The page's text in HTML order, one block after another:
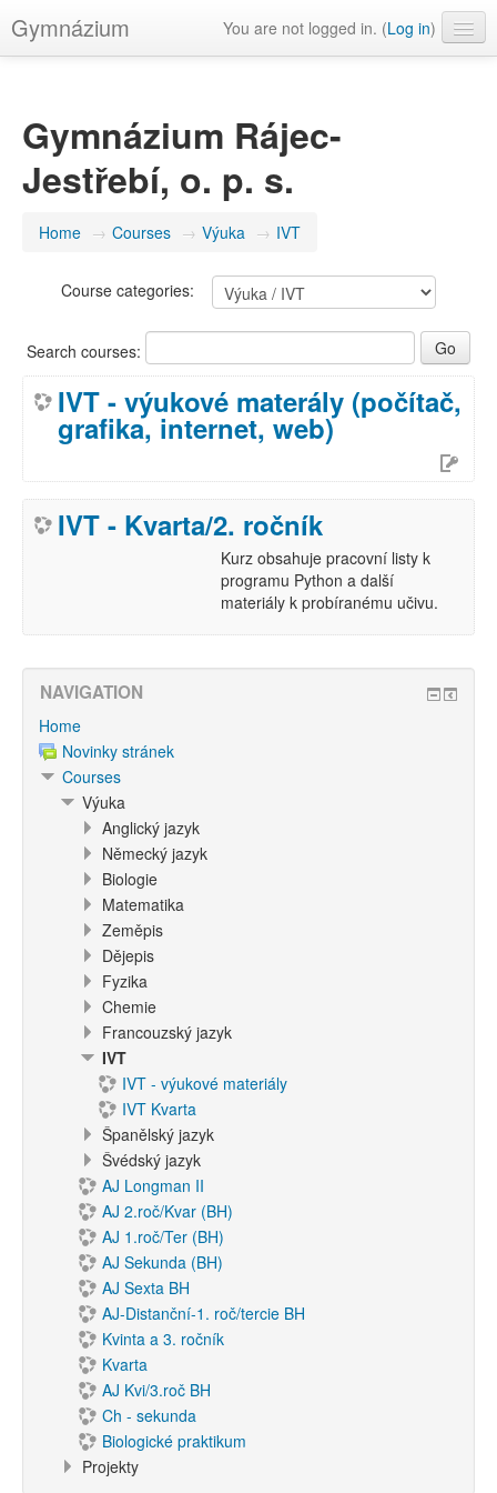
Gymnázium You are not logged in. (Log in)
Gymnázium Rájec-
Jestřebí, o. p. s.
Home → Courses → Výuka → IVT
Course categories:
Search courses:
IVT - výukové materály (počítač,
grafika, internet, web)
IVT - Kvarta/2. ročník
Kurz obsahuje pracovní listy k
programu Python a další
materiály k probíranému učivu.
NAVIGATION
Home
Novinky stránek
Courses
Výuka
Anglický jazyk
Německý jazyk
Biologie
Matematika
Zeměpis
Dějepis
Fyzika
Chemie
Francouzský jazyk
IVT
IVT - výukové materiály
IVT Kvarta
Španělský jazyk
Švédský jazyk
AJ Longman II
AJ 2.roč/Kvar (BH)
AJ 1.roč/Ter (BH)
AJ Sekunda (BH)
AJ Sexta BH
AJ-Distanční-1. roč/tercie BH
Kvinta a 3. ročník
Kvarta
AJ Kvi/3.roč BH
Ch - sekunda
Biologické praktikum
Projekty